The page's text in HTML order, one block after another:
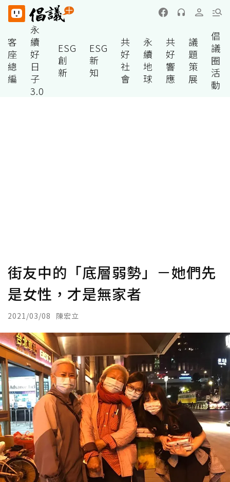
客
座
總
編
永
續
好
日
子
3.0
ESG
創
新
ESG
新
知
共
好
社
會
永
續
地
球
共
好
響
應
議
題
策
展
倡
議
圈
活
動
街友中的「底層弱勢」－她們先
是女性，才是無家者
2021/03/08 陳宏立